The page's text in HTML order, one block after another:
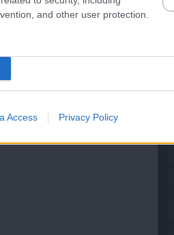
and other user protection.
Access Privacy Policy